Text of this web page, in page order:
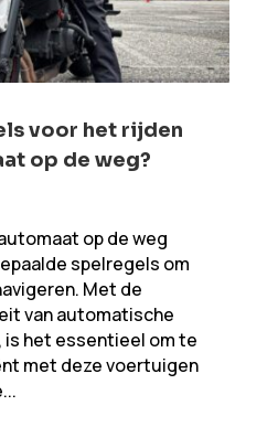
voor het rijden
op de weg?
op de weg
spelregels om
Met de
van automatische
is het essentieel om te
met deze voertuigen